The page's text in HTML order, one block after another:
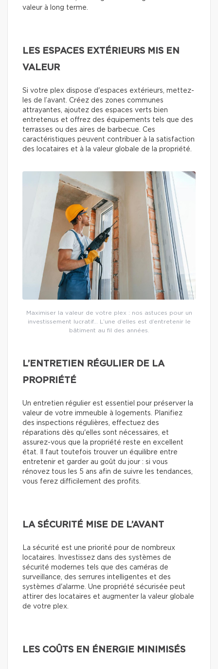
valeur à long terme.
LES ESPACES EXTÉRIEURS MIS EN
VALEUR
Si votre plex dispose d'espaces extérieurs, mettez-
les de l’avant. Créez des zones communes
attrayantes, ajoutez des espaces verts bien
entretenus et offrez des équipements tels que des
terrasses ou des aires de barbecue. Ces
caractéristiques peuvent contribuer à la satisfaction
des locataires et à la valeur globale de la propriété.
Maximiser la valeur de votre plex : nos astuces pour un
investissement lucratif… L’une d’elles est d’entretenir le
bâtiment au fil des années.
L’ENTRETIEN RÉGULIER DE LA
PROPRIÉTÉ
Un entretien régulier est essentiel pour préserver la
valeur de votre immeuble à logements. Planifiez
des inspections régulières, effectuez des
réparations dès qu'elles sont nécessaires, et
assurez-vous que la propriété reste en excellent
état. Il faut toutefois trouver un équilibre entre
entretenir et garder au goût du jour : si vous
rénovez tous les 5 ans afin de suivre les tendances,
vous ferez difficilement des profits.
LA SÉCURITÉ MISE DE L’AVANT
La sécurité est une priorité pour de nombreux
locataires. Investissez dans des systèmes de
sécurité modernes tels que des caméras de
surveillance, des serrures intelligentes et des
systèmes d'alarme. Une propriété sécurisée peut
attirer des locataires et augmenter la valeur globale
de votre plex.
LES COÛTS EN ÉNERGIE MINIMISÉS